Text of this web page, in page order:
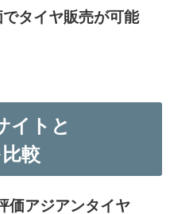
でタイヤ販売が可能
イトと
較
価アジアンタイヤ